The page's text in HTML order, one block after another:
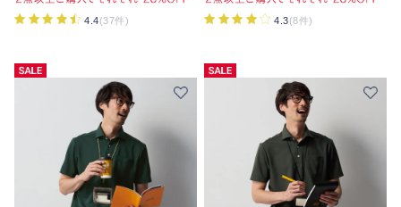
4.4(37件) 4.3(8件)